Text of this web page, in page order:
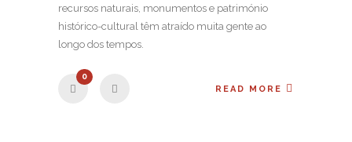
recursos naturais, monumentos e património
histórico-cultural têm atraído muita gente ao
longo dos tempos.
0
READ MORE